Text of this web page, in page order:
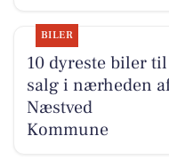
BILER
10 dyreste biler til
salg i nærheden
Næstved
Kommune